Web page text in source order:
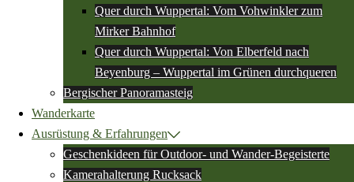
Quer durch Wuppertal: Vom Vohwinkler zum
Mirker Bahnhof
Quer durch Wuppertal: Von Elberfeld nach
Beyenburg – Wuppertal im Grünen durchqueren
Bergischer Panoramasteig
Wanderkarte
Ausrüstung & Erfahrungen
Geschenkideen für Outdoor- und Wander-Begeisterte
Kamerahalterung Rucksack